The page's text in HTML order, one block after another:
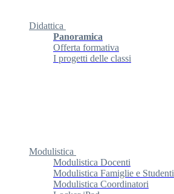
Didattica
Panoramica
Offerta formativa
I progetti delle classi
Modulistica
Modulistica Docenti
Modulistica Famiglie e Studenti
Modulistica Coordinatori